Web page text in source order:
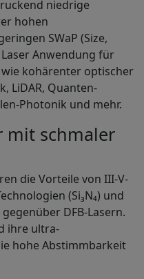
niedrige
hohen
SWaP (Size,
Anwendung für
kohärenter optischer
LiDAR, Quanten-
Photonik und mehr.
mit schmaler
die Vorteile von III-V-
(Si₃N₄) und
DFB-Lasern.
ihre ultra-
hohe Abstimmbarkeit